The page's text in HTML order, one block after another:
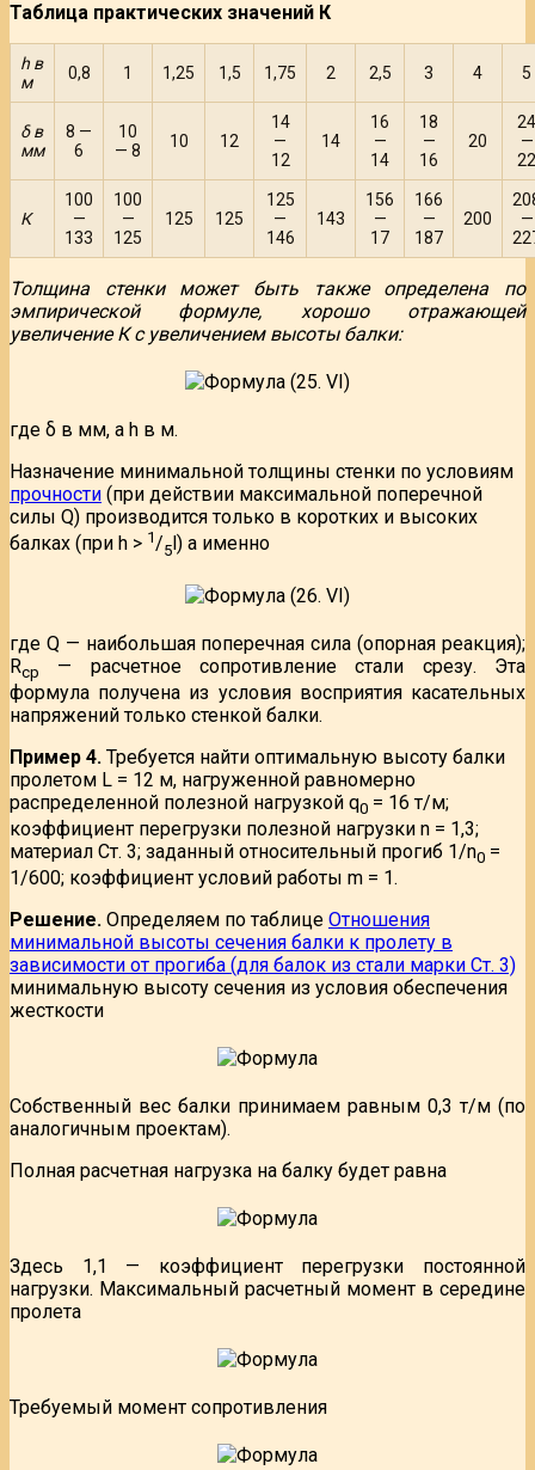
Таблица практических значений К
h в
м
0,8 1 1,25 1,5 1,75 2 2,5 3 4 5
δ в
мм
8 —
6
10
— 8
10 12
14
—
12
14
16
—
14
18
—
16
20
24
—
22
К
100
—
133
100
—
125
125 125
125
—
146
143
156
—
17
166
—
187
200
—
Толщина стенки может быть также определена по
эмпирической формуле, хорошо отражающей
увеличение К с увеличением высоты балки:
где δ в мм, а h в м.
Назначение минимальной толщины стенки по условиям
прочности (при действии максимальной поперечной
силы Q) производится только в коротких и высоких
балках (при h > 1/5 l) а именно
где Q — наибольшая поперечная сила (опорная реакция);
Rср
— расчетное сопротивление стали срезу. Эта
формула получена из условия восприятия касательных
напряжений только стенкой балки.
Пример 4. Требуется найти оптимальную высоту балки
пролетом L = 12 м, нагруженной равномерно
распределенной полезной нагрузкой q0 = 16 т/м;
коэффициент перегрузки полезной нагрузки n = 1,3;
материал Ст. 3; заданный относительный прогиб 1/n0 =
1/600; коэффициент условий работы m = 1.
Решение. Определяем по таблице Отношения
минимальной высоты сечения балки к пролету в
зависимости от прогиба (для балок из стали марки Ст. 3)
минимальную высоту сечения из условия обеспечения
жесткости
Собственный вес балки принимаем равным 0,3 т/м (по
аналогичным проектам).
Полная расчетная нагрузка на балку будет равна
Здесь 1,1 — коэффициент перегрузки постоянной
нагрузки. Максимальный расчетный момент в середине
пролета
Требуемый момент сопротивления